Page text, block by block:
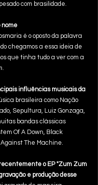
com brasilidade.
nome
é o oposto da palavra
chegamos a essa ideia de
que tinha tudo a ver com a
influências musicais da
brasileira como Nação
Sepultura, Luiz Gonzaga,
bandas clássicas
Of A Down, Black
The Machine.
o EP "Zum Zum
e produção desse